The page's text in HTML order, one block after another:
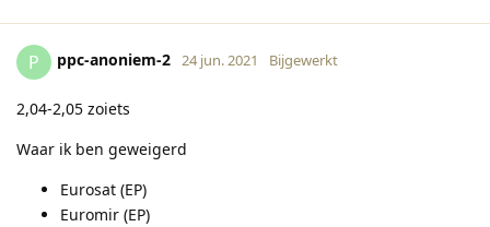
P ppc-anoniem-2 24 jun. 2021 Bijgewerkt
2,04-2,05 zoiets
Waar ik ben geweigerd
Eurosat (EP)
Euromir (EP)